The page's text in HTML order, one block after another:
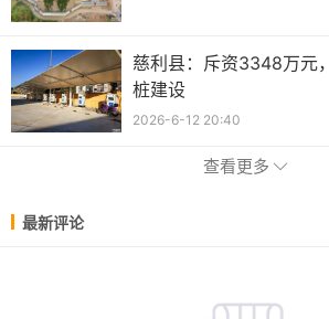
慈利县：斥资3348万元
桩建设
2026-6-12 20:40
查看更多
最新评论